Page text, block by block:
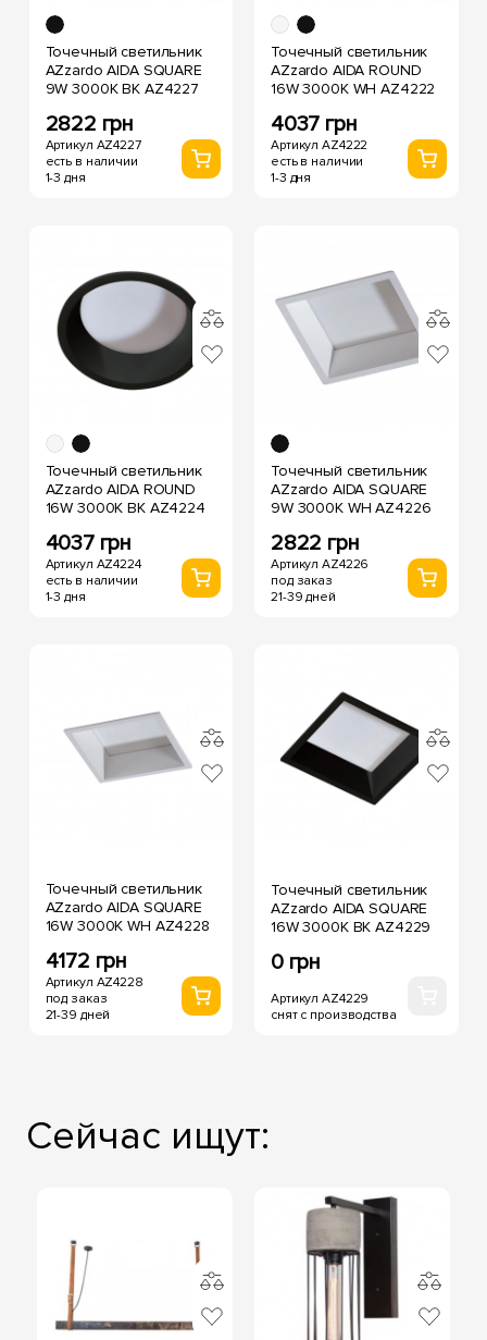
Точечный светильник
AZzardo AIDA SQUARE
9W 3000K BK AZ4227
2822 грн
Артикул AZ4227
есть в наличии
1-3 дня
Точечный светильник
AZzardo AIDA ROUND
16W 3000K WH AZ4222
4037 грн
Артикул AZ4222
есть в наличии
1-3 дня
Точечный светильник
AZzardo AIDA ROUND
16W 3000K BK AZ4224
4037 грн
Артикул AZ4224
есть в наличии
1-3 дня
Точечный светильник
AZzardo AIDA SQUARE
9W 3000K WH AZ4226
2822 грн
Артикул AZ4226
под заказ
21-39 дней
Точечный светильник
AZzardo AIDA SQUARE
16W 3000K WH AZ4228
4172 грн
Артикул AZ4228
под заказ
21-39 дней
Точечный светильник
AZzardo AIDA SQUARE
16W 3000K BK AZ4229
0 грн
Артикул AZ4229
снят с производства
Сейчас ищут: